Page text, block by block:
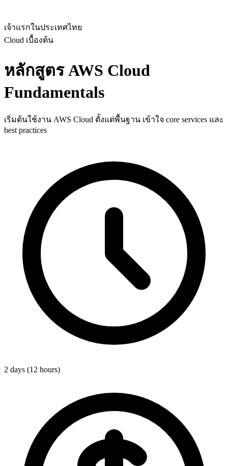
เจ้าแรกในประเทศไทย
Cloud เบื้องต้น
หลักสูตร AWS Cloud
Fundamentals
เริ่มต้นใช้งาน AWS Cloud ตั้งแต่พื้นฐาน เข้าใจ core services และ
best practices
2 days (12 hours)